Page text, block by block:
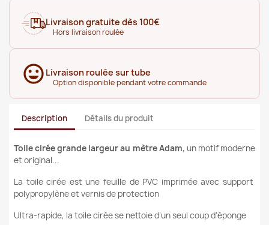
Livraison gratuite dès 100€
Hors livraison roulée
Livraison roulée sur tube
Option disponible pendant votre commande
Description Détails du produit
Toile cirée grande largeur au mètre Adam, un motif moderne
et original...
La toile cirée est une feuille de PVC imprimée avec support
polypropylène et vernis de protection
Ultra-rapide, la toile cirée se nettoie d’un seul coup d’éponge